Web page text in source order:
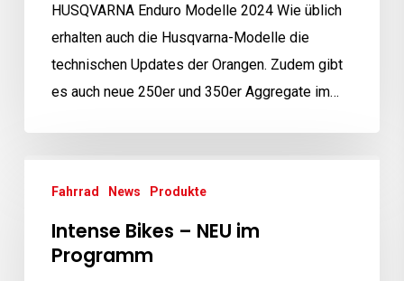
HUSQVARNA Enduro Modelle 2024 Wie üblich
erhalten auch die Husqvarna-Modelle die
technischen Updates der Orangen. Zudem gibt
es auch neue 250er und 350er Aggregate im…
BikesFahrrad News Produkte
Intense Bikes – NEU im
Programm